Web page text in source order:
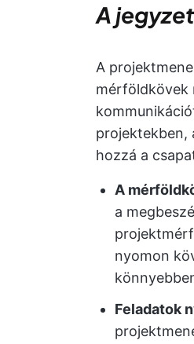
A
A
mérföldkövek
projektekben,
hozzá a
A
a
nyomon
Feladatok